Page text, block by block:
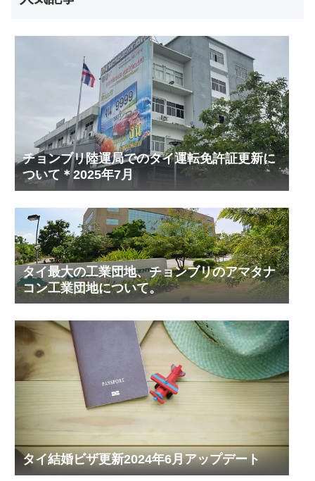
チョンブリ陸運局でのタイ運転免許証更新に
ついて＊2025年7月
タイ最大の工業団地、チョンブリのアマタナ
コン工業団地について。
タイ結婚ビザ更新2024年6月アップデート